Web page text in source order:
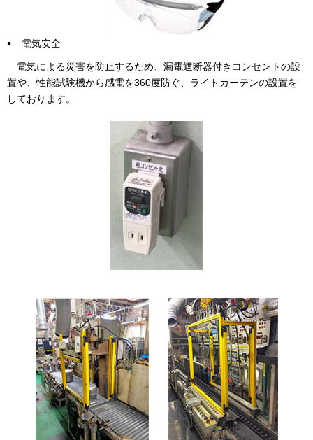
電気安全
電気による災害を防止するため、漏電遮断器付きコンセントの設
置や、性能試験機から感電を360度防ぐ、ライトカーテンの設置を
しております。